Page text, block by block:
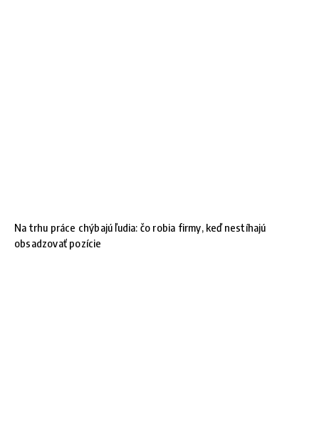
Na trhu práce chýbajú ľudia: čo robia firmy, keď nestíhajú
obsadzovať pozície